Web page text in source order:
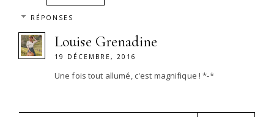
RÉPONSES
Louise Grenadine
19 DÉCEMBRE, 2016
Une fois tout allumé, c'est magnifique ! *-*